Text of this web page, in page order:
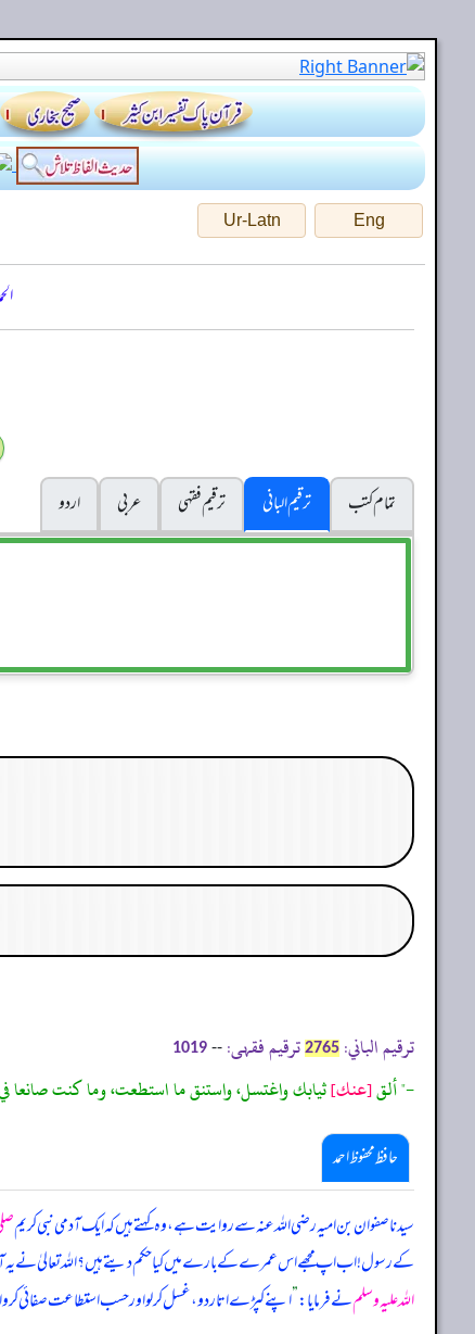
Eng
Ur-Latn
تمام کتب
ترقیم البانی ترقيم فقہی عربی
اردو
ترقیم الباني: 2765 ترقیم فقہی: --
1019
-" ألق[عنك]ثيابك واغتسل، واستنق ما استطعت، وما كنت
حافظ محفوظ احمد
سیدنا صفوان بن امیہ رضی اللہ عنہ سے روایت ہے، وہ کہتے ہیں کہ ایک آدمی نبی کریم
کے رسول! اب اپ مجھے اس عمرے کے بارے میں کیا حکم دیتے ہیں؟ اللہ تعالیٰ نے
اللہ علیہ وسلمنے فرمایا:”اپنے کپڑے اتار دو، غسل کر لو اور حسب استطاعت صفائی